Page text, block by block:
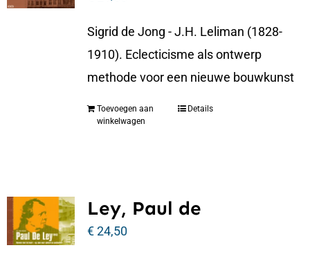
Sigrid de Jong - J.H. Leliman (1828-
1910). Eclecticisme als ontwerp
methode voor een nieuwe bouwkunst
Toevoegen aan
winkelwagen
Details
Ley, Paul de
€24,50